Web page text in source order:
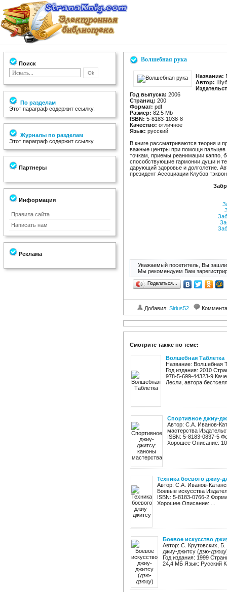
Поиск
По разделам
Этот параграф содержит ссылку.
Журналы по разделам
Этот параграф содержит ссылку.
Партнеры
Информация
Правила сайта
Написать нам
Реклама
Волшебная рука
Название:
Автор:
Год выпуска: 2006
Страниц: 200
Формат: pdf
Размер: 82.5 Mb
ISBN: 5-8183-1038-8
Качество: отличное
Язык: русский
В книге рассматриваются теория и
важные центры при помощи
точкам, приемы реанимации каппо,
способствующие гармонии души и
дарующий здоровье и долголетие.
президент Ассоциации Клубов
Уважаемый посетитель, Вы зашли
Мы рекомендуем Вам
Поделиться…
Добавил: Sirius52
Смотрите также по теме:
Волшебная Таблетка
Название: Волшебная
Год издания: 2010
978-5-699-44323-9
Лесли, автора
Спортивное джиу-
Автор: С.А. Иванов-
мастерства
ISBN: 5-8183-0837-5
Хорошее Описание:
Техника боевого джиу-
Автор: С.А. Иванов-
Боевые искусства
ISBN: 5-8183-0766-2
Хорошее Описание: ...
Боевое искусство
Автор: С. Крутовских,
джиу-джитсу (дзю-
Год издания: 1999
24,4 МБ Язык: Русский